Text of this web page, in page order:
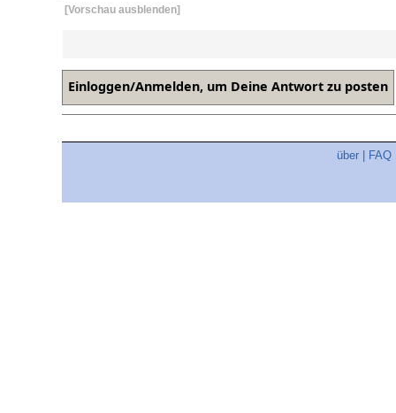
[Vorschau ausblenden]
über FAQ